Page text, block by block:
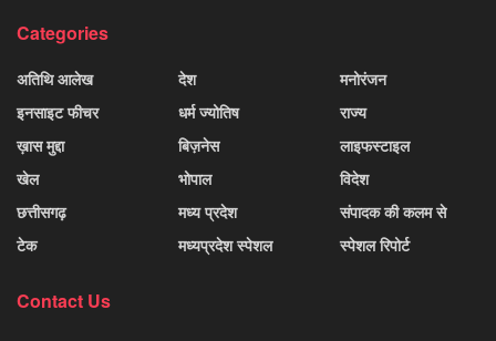
Categories
अतिथि आलेख
इनसाइट फीचर
ख़ास मुद्दा
खेल
छत्तीसगढ़
टेक
देश
धर्म ज्योतिष
बिज़नेस
भोपाल
मध्य प्रदेश
मध्यप्रदेश स्पेशल
मनोरंजन
राज्य
लाइफस्टाइल
विदेश
संपादक की कलम से
स्पेशल रिपोर्ट
Contact Us